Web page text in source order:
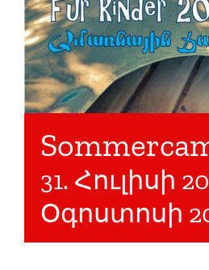
31. Հուլիսի
Օգոստոսի